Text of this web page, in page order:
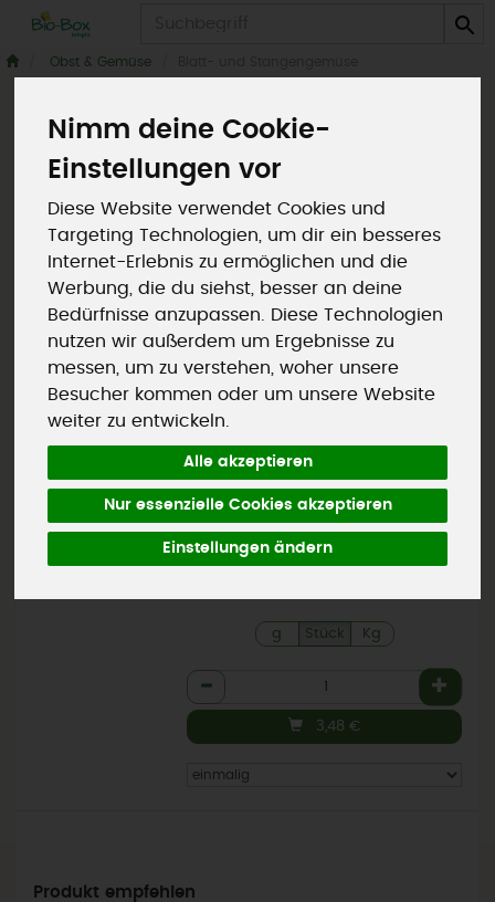
Nimm deine Cookie-
Einstellungen vor
Diese Website verwendet Cookies und
Targeting Technologien, um dir ein besseres
Internet-Erlebnis zu ermöglichen und die
Werbung, die du siehst, besser an deine
Bedürfnisse anzupassen. Diese Technologien
nutzen wir außerdem um Ergebnisse zu
messen, um zu verstehen, woher unsere
Besucher kommen oder um unsere Website
weiter zu entwickeln.
Alle akzeptieren
Nur essenzielle Cookies akzeptieren
Einstellungen ändern
Obst & Gemüse
Mangold grün Gärtnerei
Wallenburg
Österreich
8,70 € * / kg
3,48 € / Stk
(0,87 € / 100 g)
g Stück Kg
Anzahl
3,48€
Produkt empfehlen